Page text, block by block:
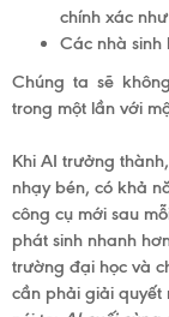
chính xác
Các nhà sinh
Chúng ta sẽ
trong một lần với
Khi AI trưởng
nhạy bén, có khả
công cụ mới sau
phát sinh nhanh
trường đại học và
cần phải giải quyết